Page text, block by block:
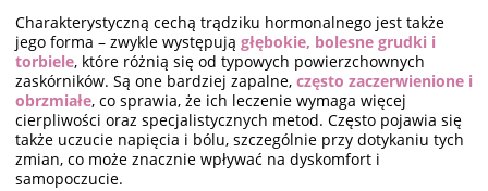
Charakterystyczną cechą trądziku hormonalnego jest także
jego forma – zwykle występują głębokie, bolesne grudki i
torbiele, które różnią się od typowych powierzchownych
zaskórników. Są one bardziej zapalne, często zaczerwienione i
obrzmiałe, co sprawia, że ich leczenie wymaga więcej
cierpliwości oraz specjalistycznych metod. Często pojawia się
także uczucie napięcia i bólu, szczególnie przy dotykaniu tych
zmian, co może znacznie wpływać na dyskomfort i
samopoczucie.